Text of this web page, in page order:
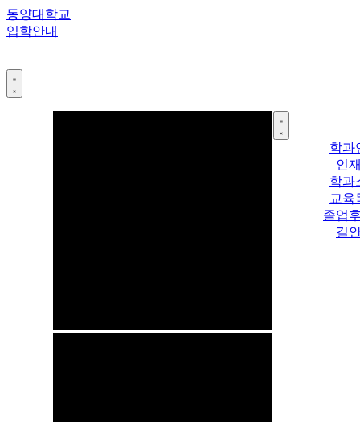
콘
텐
건
너
동양대학교
입학안내
학과
인
학과
교육
졸업
길